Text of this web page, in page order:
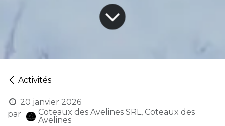
Activités
20 janvier 2026
par
Coteaux des Avelines SRL, Coteaux des
Avelines